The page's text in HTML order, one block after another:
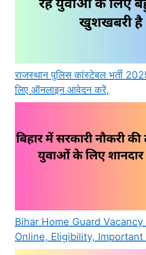
राजस्थान पुलिस कांस्टेबल भर्ती
लिए ऑनलाइन आवेदन करें,
Bihar Home Guard
Online, Eligibility, Important